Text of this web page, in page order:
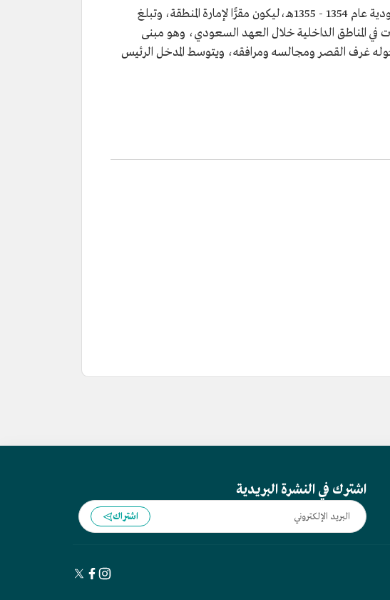
أمر ببناء قصر لينة الملك المؤسس عبدالعزيز بن عبدالرحمن آل سعود، بعد توحيد المملكة العربية السعودية عام 1354 - 1355هـ،ليكون مقرًّا لإمارة المنطقة، وتبلغ
شيدت في المناطق الداخلية خلال العهد السعودي، وهو مبنى
غرف القصر ومجالسه ومرافقه، ويتوسط المدخل الرئيس
اشترك في النشرة البريدية
اشتراك